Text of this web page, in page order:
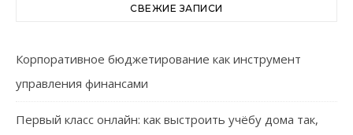
СВЕЖИЕ ЗАПИСИ
Корпоративное бюджетирование как инструмент
управления финансами
Первый класс онлайн: как выстроить учёбу дома так,